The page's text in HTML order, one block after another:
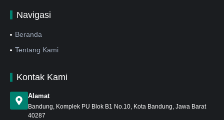
Navigasi
Beranda
Tentang Kami
Kontak Kami
Alamat
Bandung, Komplek PU Blok B1 No.10, Kota Bandung, Jawa Barat
40287